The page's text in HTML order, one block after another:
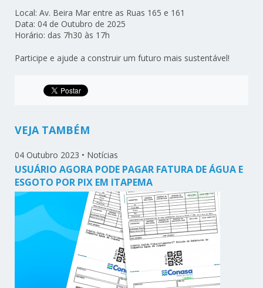
Local: Av. Beira Mar entre as Ruas 165 e 161
Data: 04 de Outubro de 2025
Horário: das 7h30 às 17h
Participe e ajude a construir um futuro mais sustentável!
VEJA TAMBÉM
04 Outubro 2023 • Notícias
USUÁRIO AGORA PODE PAGAR FATURA DE ÁGUA E
ESGOTO POR PIX EM ITAPEMA